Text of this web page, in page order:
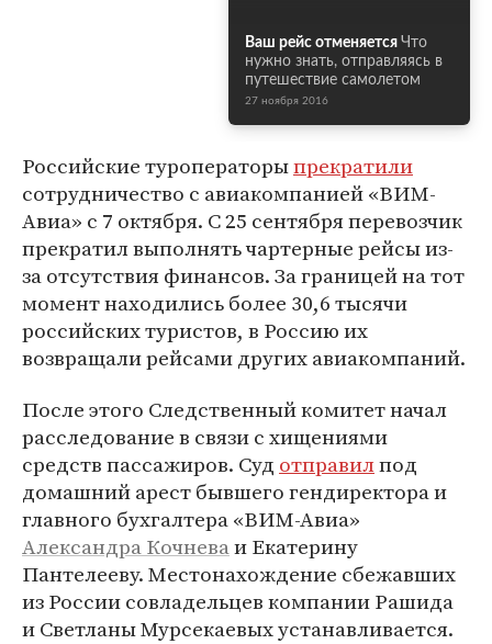
Ваш рейс отменяется Что
нужно знать, отправляясь в
путешествие самолетом
27 ноября 2016
Российские туроператорыпрекратили
сотрудничество с авиакомпанией «ВИМ-
Авиа» с 7 октября. С 25 сентября перевозчик
прекратил выполнять чартерные рейсы из-
за отсутствия финансов. За границей на тот
момент находились более 30,6 тысячи
российских туристов, в Россию их
возвращали рейсами других авиакомпаний.
После этого Следственный комитет начал
расследование в связи с хищениями
средств пассажиров. Суд отправилпод
домашний арест бывшего гендиректора и
главного бухгалтера «ВИМ-Авиа»
Александра Кочневаи Екатерину
Пантелееву. Местонахождение сбежавших
из России совладельцев компании Рашида
и Светланы Мурсекаевых устанавливается.